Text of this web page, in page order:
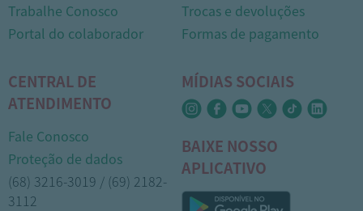
Trabalhe Conosco
Portal do colaborador
Trocas e devoluções
Formas de pagamento
CENTRAL DE
ATENDIMENTO
Fale Conosco
Proteção de dados
(68) 3216-3019 / (69) 2182-
3112
MÍDIAS SOCIAIS
BAIXE NOSSO
APLICATIVO